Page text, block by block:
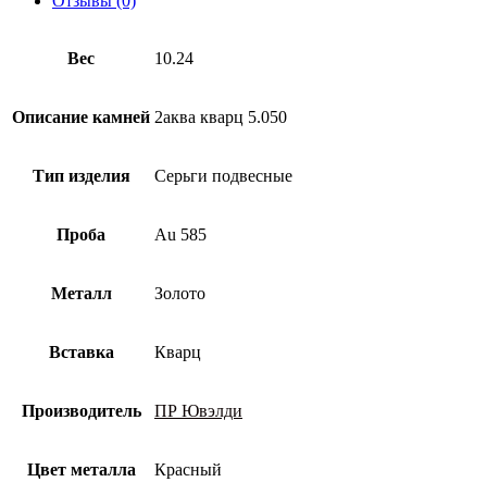
пробы
кварцемВес 10.24
Описание камней 2аква кварц 5.050
Тип изделия Серьги подвесные
Проба Au 585
Металл Золото
Вставка Кварц
Производитель ПР Ювэлди
Цвет металла Красный